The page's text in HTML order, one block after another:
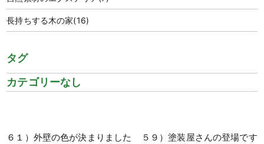
長持ちする木の家(16)
タグ
カテゴリーなし
６１）外壁の色が決まりました ５９）塗装屋さんの登場です